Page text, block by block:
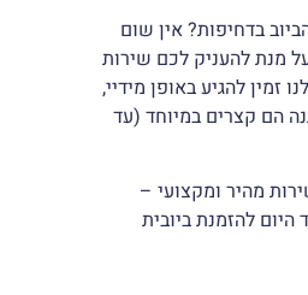
בדחיפות? אין שום
מנת להעניק לכם שירות
זמין להגיע באופן מידיי,
הם קצרים במיוחד (עד
מהיר ומקצועי –
היום להזמנת ביובית